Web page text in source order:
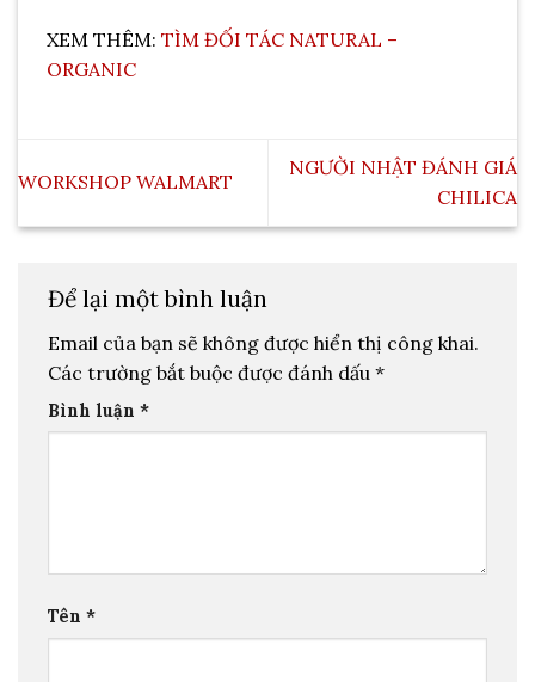
XEM THÊM: TÌM ĐỐI TÁC NATURAL –
ORGANIC
WORKSHOP WALMART
NGƯỜI NHẬT ĐÁNH GIÁ
CHILICA
Để lại một bình luận
Email của bạn sẽ không được hiển thị công khai.
Các trường bắt buộc được đánh dấu *
Bình luận *
Tên *